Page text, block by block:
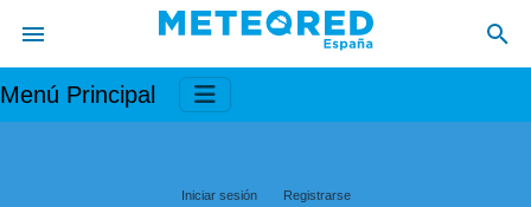
Menú Principal
Iniciar sesión Registrarse